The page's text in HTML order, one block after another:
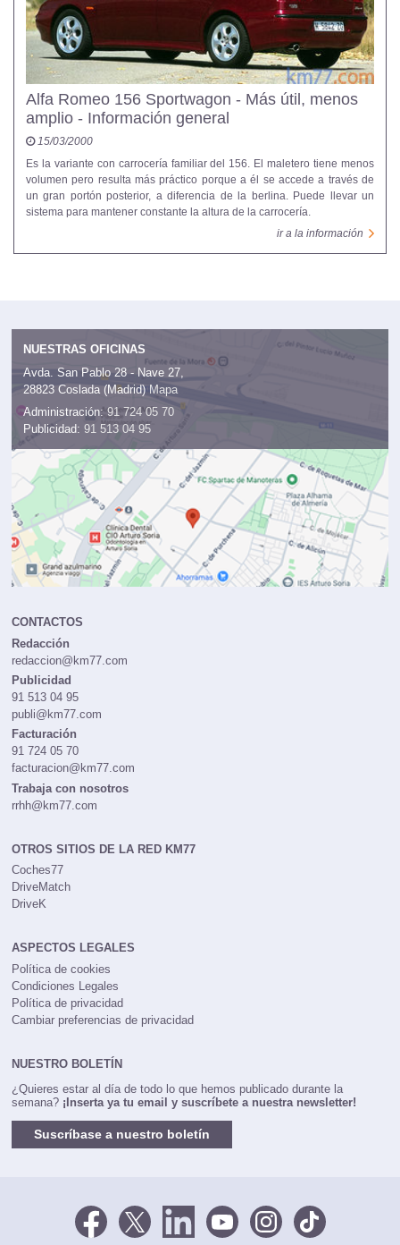
Alfa Romeo 156 Sportwagon - Más útil, menos
amplio - Información general
15/03/2000
Es la variante con carrocería familiar del 156. El maletero tiene menos
volumen pero resulta más práctico porque a él se accede a través de
un gran portón posterior, a diferencia de la berlina. Puede llevar un
sistema para mantener constante la altura de la carrocería.
ir a la información
NUESTRAS OFICINAS
Avda. San Pablo 28 - Nave 27,
28823 Coslada (Madrid) Mapa
Administración: 91 724 05 70
Publicidad: 91 513 04 95
CONTACTOS
Redacción
redaccion@km77.com
Publicidad
91 513 04 95
publi@km77.com
Facturación
91 724 05 70
facturacion@km77.com
Trabaja con nosotros
rrhh@km77.com
OTROS SITIOS DE LA RED KM77
Coches77
DriveMatch
DriveK
ASPECTOS LEGALES
Política de cookies
Condiciones Legales
Política de privacidad
Cambiar preferencias de privacidad
NUESTRO BOLETÍN
¿Quieres estar al día de todo lo que hemos publicado durante la
semana? ¡Inserta ya tu email y suscríbete a nuestra newsletter!
Suscríbase a nuestro boletín